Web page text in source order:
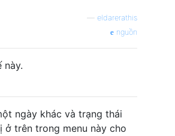
eldarerathis
nguồn
này.
ngày khác và trạng thái
ở trên trong menu này cho